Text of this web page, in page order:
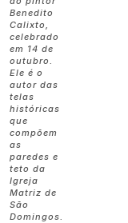
Benedito
Calixto,
celebrado
em 14 de
outubro.
Ele é o
autor das
telas
históricas
que
compõem
as
paredes e
teto da
Igreja
Matriz de
São
Domingos.